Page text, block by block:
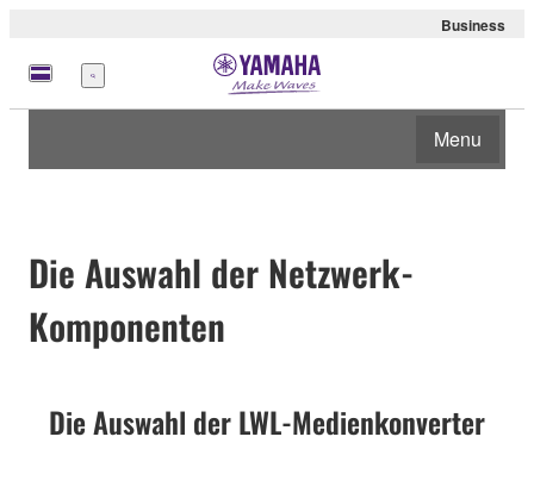
Business
Menü
Menu
Die Auswahl der Netzwerk-
Komponenten
Die Auswahl der LWL-Medienkonverter